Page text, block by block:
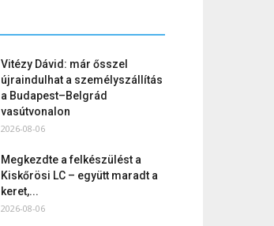
Vitézy Dávid: már ősszel
újraindulhat a személyszállítás
a Budapest–Belgrád
vasútvonalon
2026-08-06
Megkezdte a felkészülést a
Kiskőrösi LC – együtt maradt a
keret,...
2026-08-06